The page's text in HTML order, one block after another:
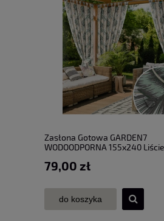
Zasłona Gotowa GARDEN7
WODOODPORNA 155x240 Liście
79,00 zł
do koszyka